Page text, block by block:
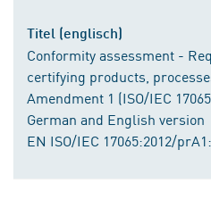
Titel (englisch)
Conformity assessment -
certifying products,
Amendment 1 (ISO/IEC
German and English version
EN ISO/IEC 17065:2012/